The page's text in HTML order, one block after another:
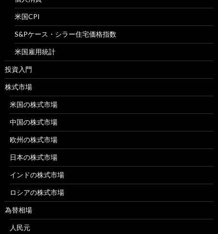
米国CPI
S&Pケース・シラー住宅価格指数
米国雇用統計
投資入門
株式市場
米国の株式市場
中国の株式市場
欧州の株式市場
日本の株式市場
インドの株式市場
ロシアの株式市場
為替相場
人民元